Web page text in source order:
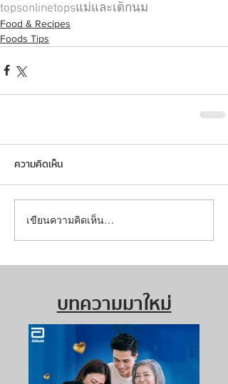
topsonlinetopsแม่และเด็กนม
Food & Recipes
Foods Tips
ความคิดเห็น
เขียนความคิดเห็น…
บทความมาใหม่